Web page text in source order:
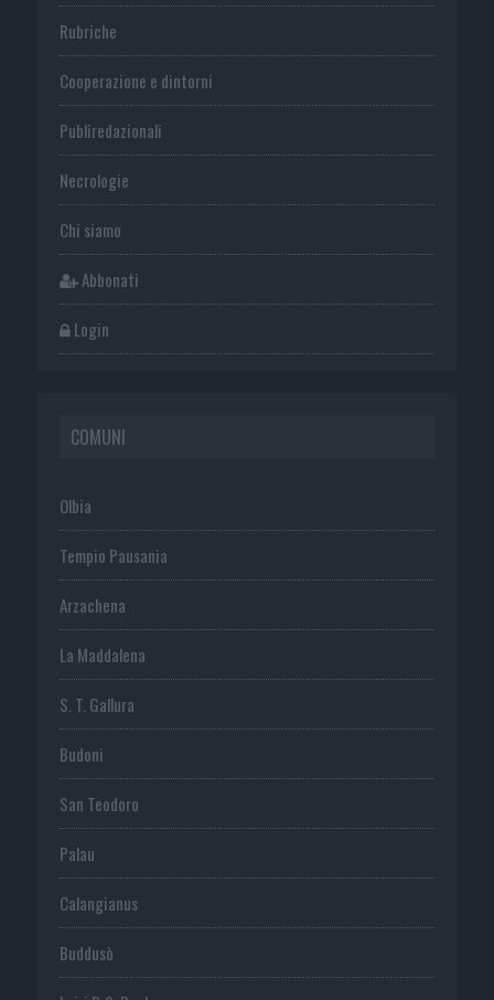
Rubriche
Cooperazione e dintorni
Publiredazionali
Necrologie
Chi siamo
Abbonati
Login
COMUNI
Olbia
Tempio Pausania
Arzachena
La Maddalena
S. T. Gallura
Budoni
San Teodoro
Palau
Calangianus
Buddusò